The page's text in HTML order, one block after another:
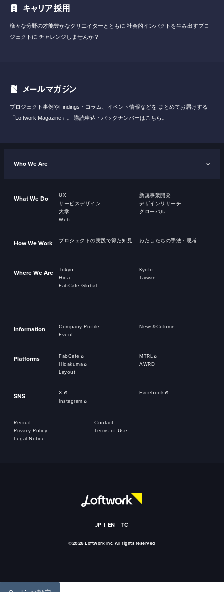
キャリア採用
様々な分野の才能豊かなクリエイターとともに 社会的インパクトを生み出すプロ
ジェクトに チャレンジしませんか？
メールマガジン
プロジェクト事例やFindings・コラム、イベント情報などを まとめてお届けする
「Loftwork Magazine」。
購読申込・バックナンバーはこちら。
Who We Are
What We Do UX
新規事業開発
サービスデザイン
デザインリサーチ
大学
グローバル
Web
How We Work プロジェクトの実践で得た知見 わたしたちの手法・思考
Where We Are Tokyo
Kyoto
Hida
Taiwan
FabCafe Global
Information Company Profile
News&Column
Event
Platforms FabCafe
MTRL
Hidakuma
AWRD
Layout
SNS X
Facebook
Instagram
Recruit
Contact
Privacy Policy
Terms of Use
Legal Notice
JP EN TC
©2026 Loftwork Inc. All rights reserved